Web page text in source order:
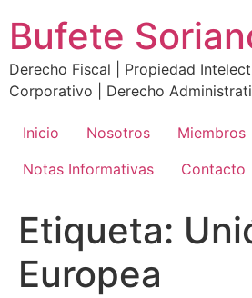
contenido
Bufete
Derecho Fiscal | Propiedad
Corporativo | Derecho
Inicio Nosotros Miembros
Notas Informativas
Contacto
Etiqueta:
Europea